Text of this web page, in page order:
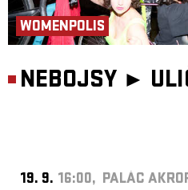
WOMENPOLIS
NEBOJSY ►
19. 9. 16:00, PALÁC